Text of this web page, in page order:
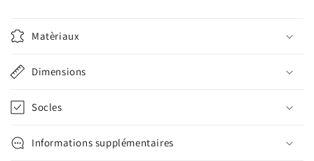
Matèriaux
Dimensions
Socles
Informations supplémentaires